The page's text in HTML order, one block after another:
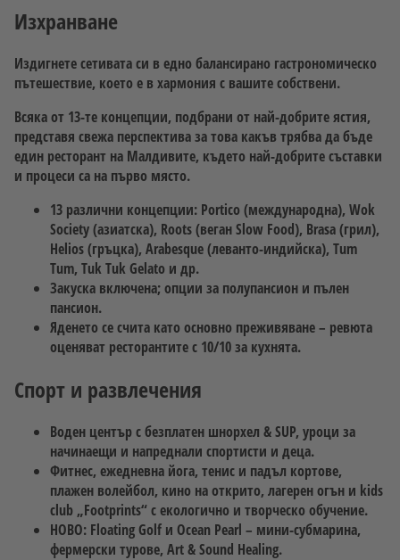
Изхранване
Издигнете сетивата си в едно балансирано гастрономическо
пътешествие, което е в хармония с вашите собствени.
Всяка от 13-те концепции, подбрани от най-добрите ястия,
представя свежа перспектива за това какъв трябва да бъде
един ресторант на Малдивите, където най-добрите съставки
и процеси са на първо място.
13 различни концепции: Portico (международна), Wok
Society (азиатска), Roots (веган Slow Food), Brasa (грил),
Helios (гръцка), Arabesque (ле­ванто-индийска), Tum
Tum, Tuk Tuk Gelato и др.
Закуска включена; опции за полупансион и пълен
пансион.
Яденето се счита като основно преживяване – ревюта
оценяват ресторантите с 10/10 за кухнята.
Спорт и развлечения
Воден център с безплатен шнорхел & SUP, уроци за
начинаещи и напреднали спортисти и деца.
Фитнес, ежедневна йога, тенис и падъл кортове,
плажен волейбол, кино на открито, лагерен огън и kids
club „Footprints“ с екологично и творческо обучение.
НОВО: Floating Golf и Ocean Pearl – мини-субмарина,
фермерски турове, Art & Sound Healing.